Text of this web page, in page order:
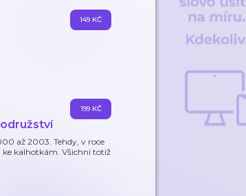
149 KČ
až 2003. Tehdy, v roce
ke kalhotkám. Všichni totiž
199 KČ